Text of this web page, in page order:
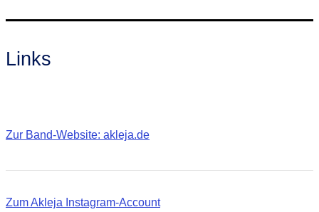
Links
Zur Band-Website: akleja.de
Zum Akleja Instagram-Account